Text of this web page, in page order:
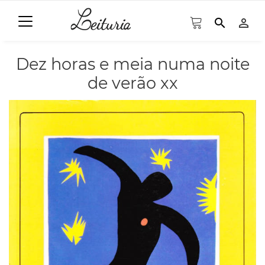
search person_outline
Dez horas e meia numa noite
de verão xx